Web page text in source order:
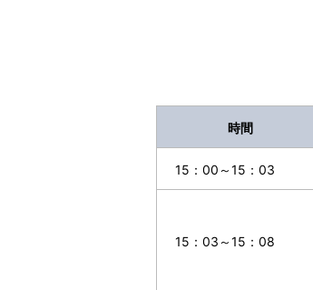
時間
15：00～15：03
15：03～15：08